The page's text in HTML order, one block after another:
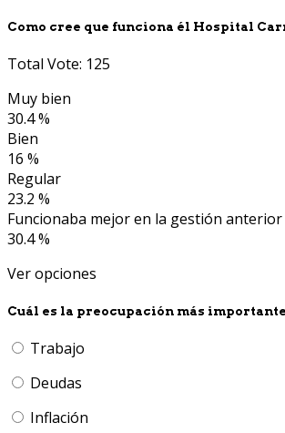
Como cree que funciona él Hospital
Total Vote: 125
Muy bien
30.4 %
Bien
16 %
Regular
23.2 %
Funcionaba mejor en la gestión anterior
30.4 %
Ver opciones
Cuál es la preocupación más
Trabajo
Deudas
Inflación